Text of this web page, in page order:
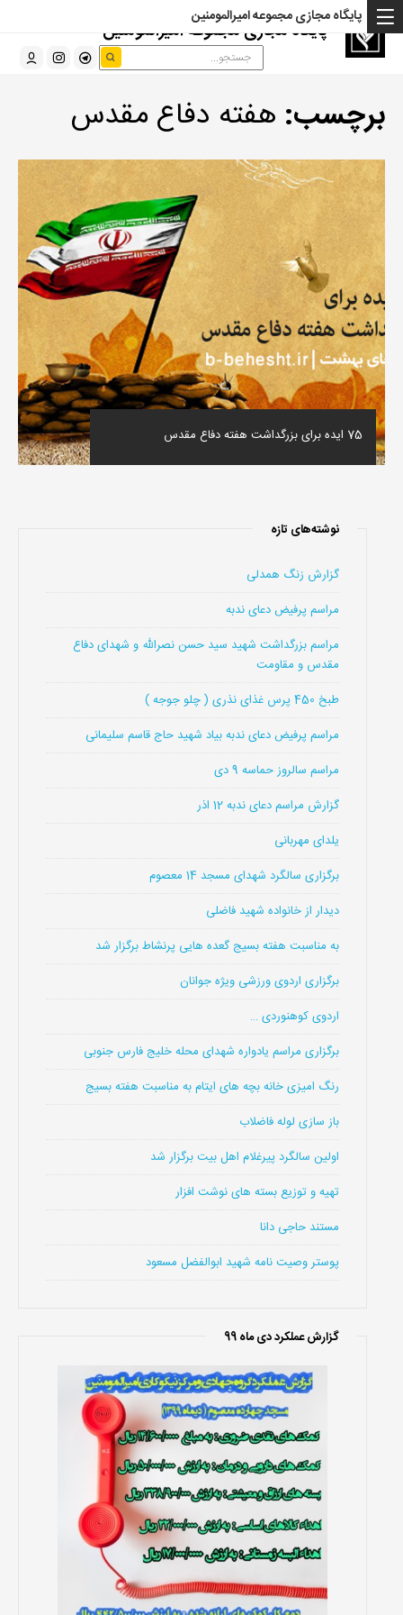
پایگاه مجازی مجموعه امیرالمومنین
پایگاه مجازی مجموعه امیرالمومنین
برچسب: هفته دفاع مقدس
75 ایده برای بزرگداشت هفته دفاع مقدس
نوشته‌های تازه
گزارش زنگ همدلی
مراسم پرفیض دعای ندبه
مراسم بزرگداشت شهید سید حسن نصرالله و شهدای دفاع
مقدس و مقاومت
طبخ 450 پرس غذای نذری ( چلو جوجه )
مراسم پرفیض دعای ندبه بیاد شهید حاج قاسم سلیمانی
مراسم سالروز حماسه 9 دی
گزارش مراسم دعای ندبه 12 اذر
یلدای مهربانی
برگزاری سالگرد شهدای مسجد 14 معصوم
دیدار از خانواده شهید فاضلی
به مناسبت هفته بسیج گعده هایی پرنشاط برگزار شد
برگزاری اردوی ورزشی ویژه جوانان
اردوی کوهنوردی …
برگزاری مراسم یادواره شهدای محله خلیج فارس جنوبی
رنگ امیزی خانه بچه های ایتام به مناسبت هفته بسیج
باز سازی لوله فاضلاب
اولین سالگرد پیرغلام اهل بیت برگزار شد
تهیه و توزیع بسته های نوشت افزار
مستند حاجی دانا
پوستر وصیت نامه شهید ابوالفضل مسعود
گزارش عملکرد دی ماه 99